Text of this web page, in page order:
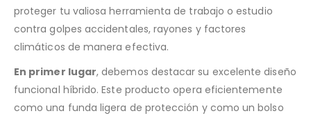
proteger tu valiosa herramienta de trabajo o estudio
contra golpes accidentales, rayones y factores
climáticos de manera efectiva.
En primer lugar, debemos destacar su excelente diseño
funcional híbrido. Este producto opera eficientemente
como una funda ligera de protección y como un bolso